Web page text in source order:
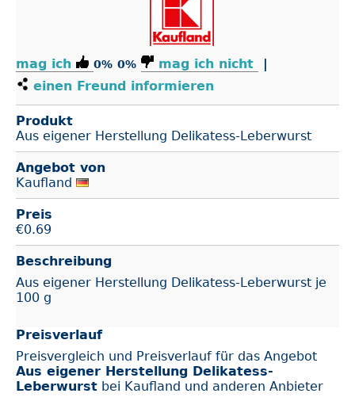
mag ich 0% 0% mag ich nicht
|
einen Freund informieren
Produkt
Aus eigener Herstellung Delikatess-Leberwurst
Angebot von
Kaufland
Preis
€0.69
Beschreibung
Aus eigener Herstellung Delikatess-Leberwurst je
100 g
Preisverlauf
Preisvergleich und Preisverlauf für das Angebot
Aus eigener Herstellung Delikatess-
Leberwurst bei Kaufland und anderen Anbieter